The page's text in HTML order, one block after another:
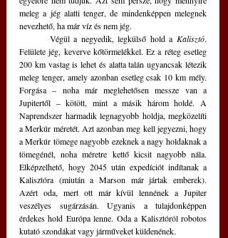
meleg a jég alatti tenger, de mindenképpen melegnek
nevezhető, ha már víz és nem jég.
	Végül a negyedik, legkülső hold a
Kalisztó.
Felülete jég, keverve kőtörmelékkel. Ez a réteg esetleg
200 km vastag is lehet és alatta talán ugyancsak létezik
meleg tenger, amely azonban esetleg csak 10 km mély.
Forgása – noha már meglehetősen messze van a
Jupitertől – kötött, mint a másik három holdé. A
Naprendszer harmadik legnagyobb holdja, megközelíti
a Merkúr méretét. Azt azonban meg kell jegyezni, hogy
a Merkúr tömege nagyobb ezeknek a nagy holdaknak a
tömegénél, noha méretre kettő kicsit nagyobb nála.
Elképzelhető, hogy 2045 után expedíciót indítanak a
Kalisztóra (miután a Marson már jártak emberek).
Azért oda, mert ott már kívül lennének a Jupiter
veszélyes sugárzásán. Ugyanis a tulajdonképpen
érdekes hold Európa lenne. Oda a Kalisztóról robotos
kutató szondákat vagy járműveket küldenének.